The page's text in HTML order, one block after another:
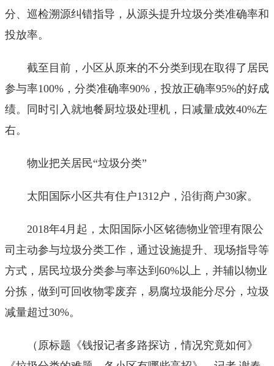
分、巡检溯源纠错指导，从源头提升垃圾分类准确率和
投放率。
截至目前，小区从原来的不分类到现在取得了居民
参与率100%，分类准确率90%，投放正确率95%的好成
绩。同时引入就地餐厨垃圾处理机，日减量成效40%左
右。
物业把关居民“垃圾分类”
太阳国际小区共有住户1312户，沿街商户30家。
2018年4月起，太阳国际小区铭德物业管理有限公
司主动参与垃圾分类工作，通过设施提升、现场指导等
方式，居民垃圾分类参与率达到60%以上，并辅以物业
分拣，做到可回收物零废弃，易腐垃圾能分尽分，垃圾
减量超过30%。
（原标题《钱报记者多路探访，情况究竟如何》